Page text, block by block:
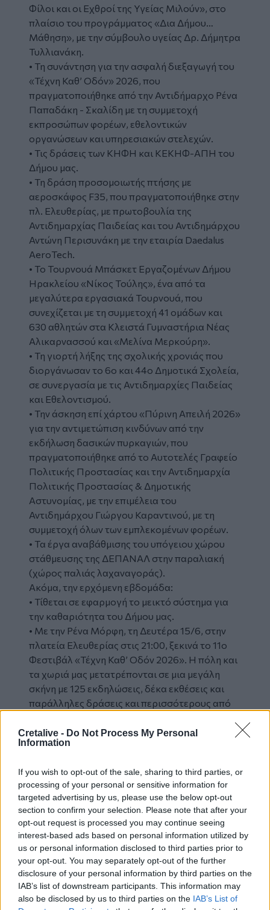
Cretalive - Do Not Process My Personal
Information
If you wish to opt-out of the sale, sharing to third parties, or
processing of your personal or sensitive information for
targeted advertising by us, please use the below opt-out
section to confirm your selection. Please note that after your
opt-out request is processed you may continue seeing
interest-based ads based on personal information utilized by
us or personal information disclosed to third parties prior to
your opt-out. You may separately opt-out of the further
disclosure of your personal information by third parties on the
IAB’s list of downstream participants. This information may
also be disclosed by us to third parties on the IAB’s List of
Φίλοι και οι Εχθροί της Υγείας Μιλούν», στο
πλαίσιο του προγράμματος «Δια Δήμου…
Μάθηση», με την σύμβουλο υγείας Δρ. Δήμητρα
Τυλλιανάκη.
• Τη συνάντηση για την ασφαλή διεξαγωγή του
«Τέχνη Καθ’ Οδόν» 2026, που
πραγματοποιήθηκε από την Αντιδήμαρχο Ρένα
Παπαδάκη - Σκαλίδη με τη συμμετοχή
εκπροσώπων φορέων, εθελοντικών
οργανώσεων και υπηρεσιακών στελεχών.
• Τις δράσεις των ΚΗΦΗ και ΚΕΚΗΦ-ΑΠΗ του
Δήμου μας.
• Τη δράση προσομοιωτής πτήσης με
αεροσκάφος F35, που πραγματοποιήθηκε στην
πλ. Ελευθερίας, με πρωτοβουλία της
Αντιδημαρχίας Παιδείας και του Αντιδημάρχου
Αντώνη Περισυνάκη με την εταιρία Daedalus
AeroTech.
• Το Τουρνουά Μπάσκετ Εργαζομένων Δήμου
Ηρακλείου «Νίκος Τούλης», ένα από τα
μεγαλύτερα εργασιακά Τουρνουά, που
συνεχίζεται με τη συμμετοχή 41 ομάδων και
630 αθλητών στα Κλειστά Γυμναστήρια Νέας
Αλικαρνασσού και «Μελίνα Μερκούρη».
• Τη γιορτή λήξης της σχολικής χρονιάς που
διοργάνωσαν το 6ο και 44ο Δημοτικά Σχολεία,
σε συνεργασία με τις Αντιδημαρχίες Παιδείας
και Εθελοντισμού.
• Την άσκηση επί χάρτου «Πύρινη Απειλή 2026»
για την αντιμετώπιση κινδύνων από την
εκδήλωση δασικών πυρκαγιών, που
πραγματοποιήθηκε από το Αυτοτελές Γραφείο
Πολιτικής Προστασίας και την Αντιδημαρχία
Πολιτικής Προστασίας & Δημοτικής
Αστυνομίας, με την επιμέλεια του
Αντιδημάρχου Γιώργου Καραντινού, με τη
συμμετοχή όλων των εμπλεκομένων φορέων.
• Τα έργα αναβάθμισης του υπόγειου χώρου
στάθμευσης της ΔΕΠΑΝΑΛ στην παραλιακή
(χώρος παλιάς λαχαναγοράς).
Ακόμα, την ερχόμενη εβδομάδα:
• Τίθεται σε εφαρμογή το μεικτό σύστημα για
την καθαριότητα του Δήμου μας.
• Με την Ρένα Μόρφη, τη Δευτέρα 15/6, στην
πλατεία Ελευθερίας στις 21:00, ξεκινά το 11ο
Φεστιβάλ «Τέχνη Καθ’ Οδόν 2026». Η πόλη και
τα χωριά μας μετατρέπονται σε μια μεγάλη
σκήνη με 125 εκδηλώσεις, δέκα εκθέσεις και
παράλληλες δράσεις και περισσότερους από
Με ένα μεγάλο ευχαριστώ σ’ εσάς για τον
χρόνο σας, περιμένω τα σχόλια και τις
Facebook
Διαβάστε περισσότερες ειδήσεις από
την Κρήτηκαι τοΗράκλειο
Σε φόρουμ διαχείρισης υδατικών πόρων ο